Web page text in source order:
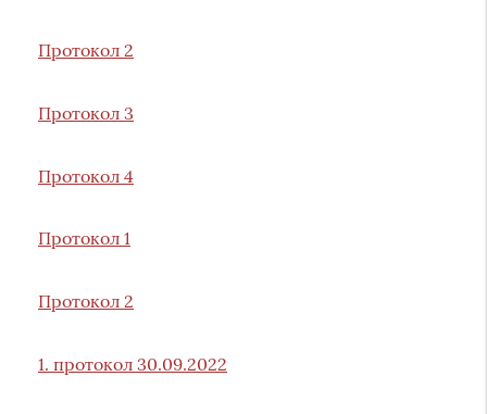
Протокол 2
Протокол 3
Протокол 4
Протокол 1
Протокол 2
1. протокол 30.09.2022